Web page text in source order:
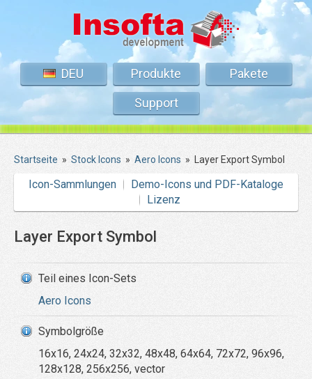
DEU Produkte
Pakete
Support
Startseite » Stock Icons » Aero Icons » Layer Export Symbol
Icon-Sammlungen
Demo-Icons und PDF-Kataloge
Lizenz
Layer Export Symbol
Teil eines Icon-Sets
Aero Icons
Symbolgröße
16x16, 24x24, 32x32, 48x48, 64x64, 72x72, 96x96,
128x128, 256x256, vector